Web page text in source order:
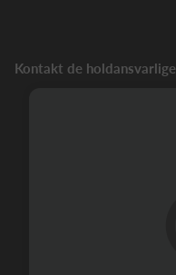
Kontakt de holdansvarlige